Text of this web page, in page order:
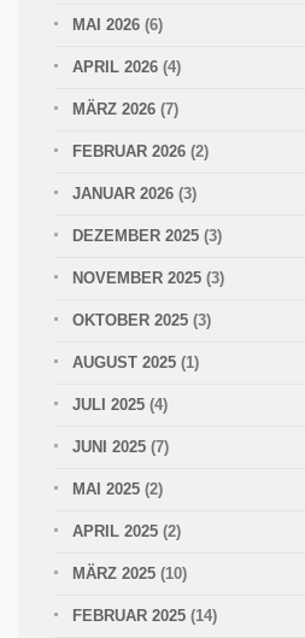
MAI 2026 (6)
APRIL 2026 (4)
MÄRZ 2026 (7)
FEBRUAR 2026 (2)
JANUAR 2026 (3)
DEZEMBER 2025 (3)
NOVEMBER 2025 (3)
OKTOBER 2025 (3)
AUGUST 2025 (1)
JULI 2025 (4)
JUNI 2025 (7)
MAI 2025 (2)
APRIL 2025 (2)
MÄRZ 2025 (10)
FEBRUAR 2025 (14)